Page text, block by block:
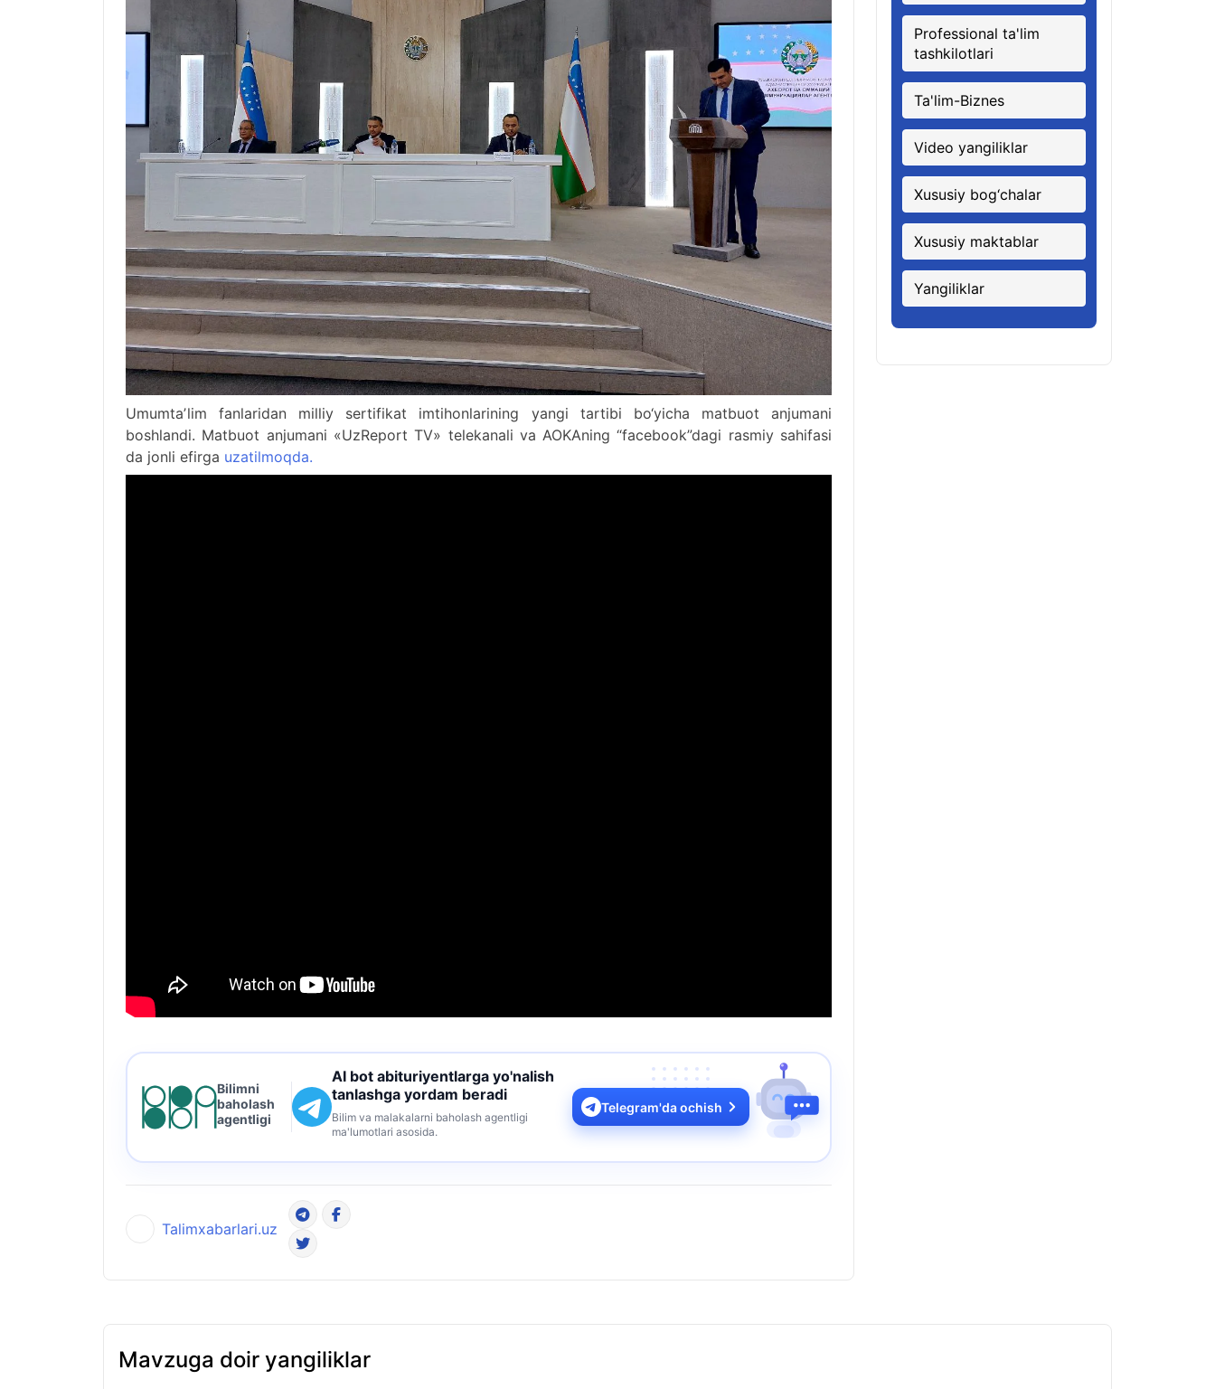
Umumtaʼlim fanlaridan milliy sertifikat imtihonlarining yangi tartibi bo‘yicha matbuot anjumani
boshlandi. Matbuot anjumani «UzReport TV» telekanali va AOKAning “facebook”dagi rasmiy sahifasi
da jonli efirga uzatilmoqda.
Bilimni
baholash
agentligi
AI bot abituriyentlarga yo'nalish
tanlashga yordam beradi
Bilim va malakalarni baholash agentligi
ma'lumotlari asosida.
Telegram'da ochish
Talimxabarlari.uz
Professional ta'lim
tashkilotlari
Ta'lim-Biznes
Video yangiliklar
Xususiy bog‘chalar
Xususiy maktablar
Yangiliklar
Mavzuga doir yangiliklar